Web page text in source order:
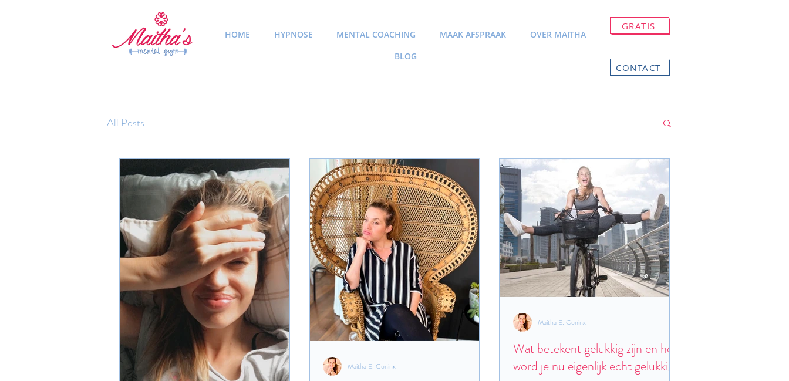
HOME HYPNOSE MENTAL COACHING MAAK AFSPRAAK
OVER MAITHA
BLOG
GRATIS
CONTACT
All Posts
Maitha E. Coninx
Wat betekent gelukkig zijn en hoe
word je nu eigenlijk echt gelukkig?
Maitha E. Coninx